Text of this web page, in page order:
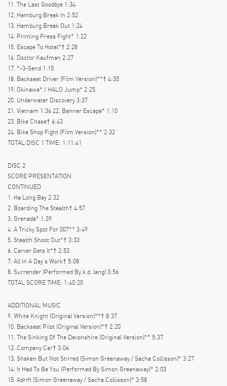
11. The Last Goodbye 1:34
12. Hamburg Break In 2:52
13. Hamburg Break Out 1:24
14. Printing Press Fight* 1:22
15. Escape To Hotel*† 2:28
16. Doctor Kaufman 2:27
17. *-3-Send 1:15
18. Backseat Driver (Film Version)**† 4:35
19. Okinawa* / HALO Jump* 2:25
20. Underwater Discovery 3:37
21. Vietnam 1:36 22. Banner Escape* 1:10
23. Bike Chase† 6:43
24. Bike Shop Fight (Film Version)** 2:32
TOTAL DISC 1 TIME: 1:11:41
DISC 2
SCORE PRESENTATION
CONTINUED
1. Ha Long Bay 2:32
2. Boarding The Stealth† 4:57
3. Grenade* 1:39
4. A Tricky Spot For 007** 3:49
5. Stealth Shoot Out*† 3:33
6. Carver Gets It*† 2:53
7. All In A Day’s Work† 5:08
8. Surrender (Performed By k.d. lang) 3:56
TOTAL SCORE TIME: 1:40:20
ADDITIONAL MUSIC
9. White Knight (Original Version)**† 8:37
10. Backseat Pilot (Original Version)*† 2:20
11. The Sinking Of The Devonshire (Original Version)** 5:37
12. Company Car† 3:06
13. Shaken But Not Stirred (Simon Greenaway / Sacha Collisson)* 3:27
14. It Had To Be You (Performed By Simon Greenaway)* 2:03
15. Adrift (Simon Greenaway / Sacha Collisson)* 3:58